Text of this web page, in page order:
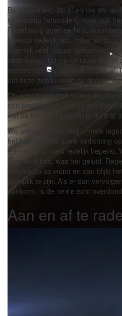
Bij tunnels wat dat af en toe wel
regelmatig fietspaden, maar ook
Regelmatig goed verlicht, maar
Meestal redelijk kort, maar soms
eigenlijk veel mazzel gehad met
naar Tokyo rijdt via de route die wij
meeste tunnels namelijk heuvel af.
om deze zelfde route de andere
Op onze foto’s zien vrijwel alle
een prachtig fietspad en goed
wat de tunnels zijn waar je durft te
We wisten dat we veel tunnels
hebben we hele goeie verlichting
echt enge tunnels redelijk beperkt.
gerekend had, was het geluid.
vrachtauto aankomt en dan blijkt
koekblik te zijn. Als er dan
aankomt, is de herrie echt
Aan en af te